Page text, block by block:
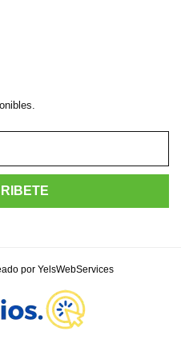
por YelsWebServices